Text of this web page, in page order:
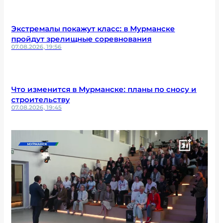
Экстремалы покажут класс: в Мурманске
пройдут зрелищные соревнования
07.08.2026, 19:56
Что изменится в Мурманске: планы по сносу и
строительству
07.08.2026, 19:45